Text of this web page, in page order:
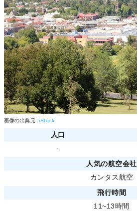
画像の出典元: iStock
人口
-
人気の航空会社
カンタス航空
飛行時間
11~13時間